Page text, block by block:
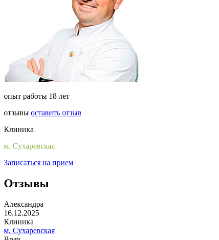
опыт работы 18 лет
отзывы оставить отзыв
Клиника
м. Сухаревская
Записаться на прием
Отзывы
Александра
16.12.2025
Клиника
м. Сухаревская